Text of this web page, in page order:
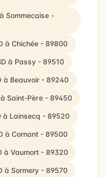
Sommecaise -
à Chichée - 89800
à Passy - 89510
à Beauvoir - 89240
Saint-Père - 89450
à Lainsecq - 89520
à Cornant - 89500
à Vaumort - 89320
à Sormery - 89570